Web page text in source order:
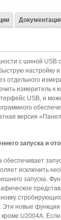
с шиной USB
настройку
отдельного
измеритель к
USB, и
версия
запуска и
обеспечивает
исключить
запуска.
Эти новые
U2004A.